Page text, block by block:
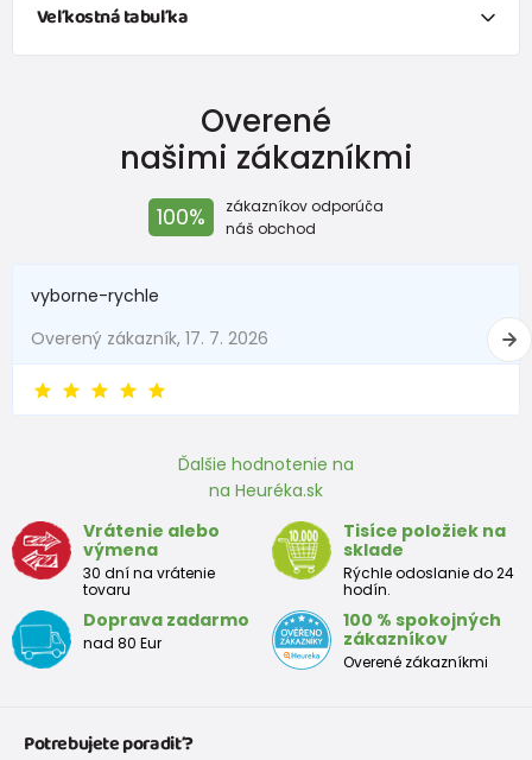
Veľkostná tabuľka
0-1 mesiace
1-2 mesiace 51 - 56
2-3 mesiace
80 9-12 mesiace 75 - 80
86 12-18 mesiace 81 - 86
18-24 mesiace
98
104 3-4 rokov 99 - 104
110 4-5 rokov 105 - 111
116 112 - 116
Overené
našimi zákazníkmi
100%
zákazníkov odporúča
náš obchod
vyborne-rychle
Overený zákazník, 17. 7. 2026
Ďalšie hodnotenie na
na Heuréka.sk
Vrátenie alebo
výmena
30 dní na vrátenie
tovaru
Tisíce položiek na
sklade
Rýchle odoslanie do 24
hodín.
Doprava zadarmo
nad 80 Eur
100 % spokojných
zákazníkov
Overené zákazníkmi
Potrebujete poradiť?